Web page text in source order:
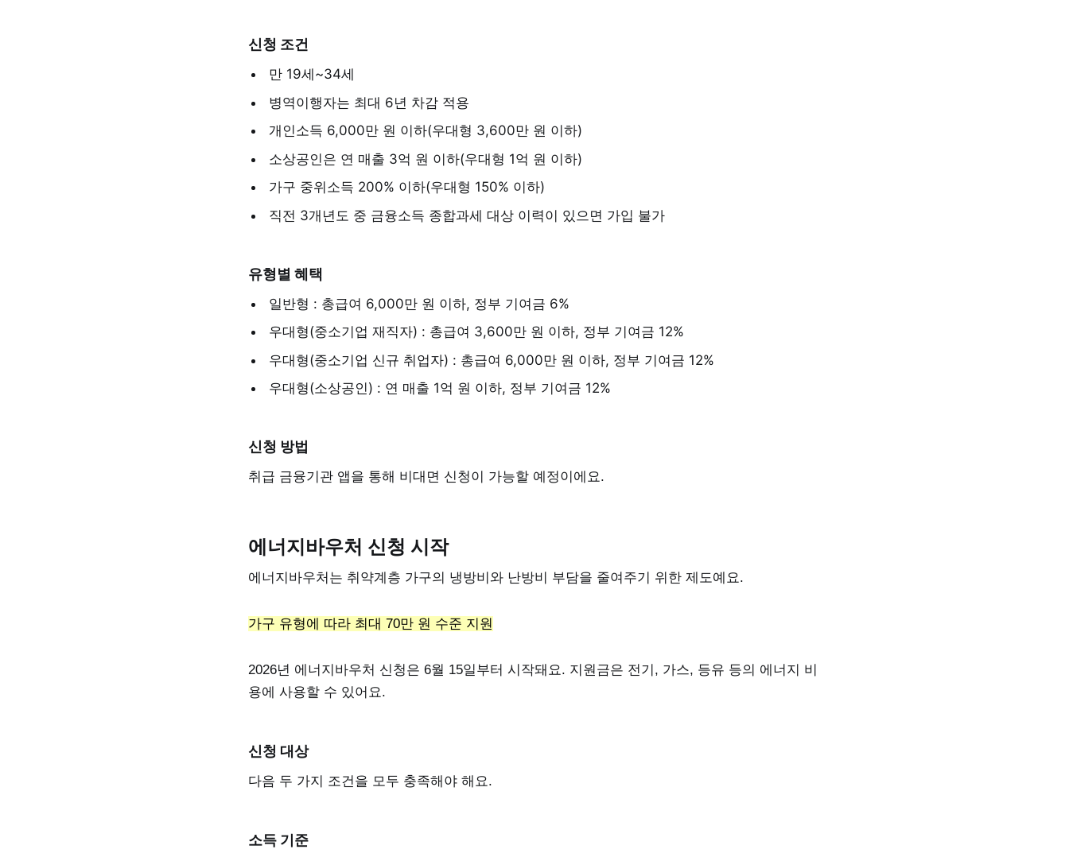
신청 조건
만 19세~34세
병역이행자는 최대 6년 차감 적용
개인소득 6,000만 원 이하(우대형 3,600만 원 이하)
소상공인은 연 매출 3억 원 이하(우대형 1억 원 이하)
가구 중위소득 200% 이하(우대형 150% 이하)
직전 3개년도 중 금융소득 종합과세 대상 이력이 있으면 가입 불가
유형별 혜택
일반형 : 총급여 6,000만 원 이하, 정부 기여금 6%
우대형(중소기업 재직자) : 총급여 3,600만 원 이하, 정부 기여금 12%
우대형(중소기업 신규 취업자) : 총급여 6,000만 원 이하, 정부 기여금 12%
우대형(소상공인) : 연 매출 1억 원 이하, 정부 기여금 12%
신청 방법
취급 금융기관 앱을 통해 비대면 신청이 가능할 예정이에요.
에너지바우처 신청 시작
에너지바우처는 취약계층 가구의 냉방비와 난방비 부담을 줄여주기 위한 제도예요.
가구 유형에 따라 최대 70만 원 수준 지원
2026년 에너지바우처 신청은 6월 15일부터 시작돼요. 지원금은 전기, 가스, 등유 등의 에너지 비
용에 사용할 수 있어요.
신청 대상
다음 두 가지 조건을 모두 충족해야 해요.
소득 기준